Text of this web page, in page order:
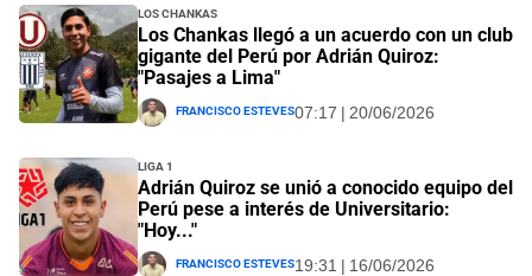
Los Chankas
Los Chankas llegó a un acuerdo con un club
gigante del Perú por Adrián Quiroz:
"Pasajes a Lima"
Francisco Esteves07:17 | 20/06/2026
Liga 1
Adrián Quiroz se unió a conocido equipo del
Perú pese a interés de Universitario:
"Hoy..."
Francisco Esteves19:31 | 16/06/2026